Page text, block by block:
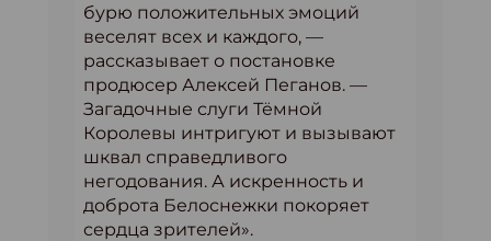
бурю положительных эмоций
веселят всех и каждого, —
рассказывает о постановке
продюсер Алексей Пеганов. —
Загадочные слуги Тёмной
Королевы интригуют и вызывают
шквал справедливого
негодования. А искренность и
доброта Белоснежки покоряет
сердца зрителей».